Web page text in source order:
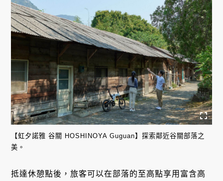
【虹夕諾雅 谷關 HOSHINOYA Guguan】探索鄰近谷關部落之
美。
抵達休憩點後，旅客可以在部落的至高點享用富含高